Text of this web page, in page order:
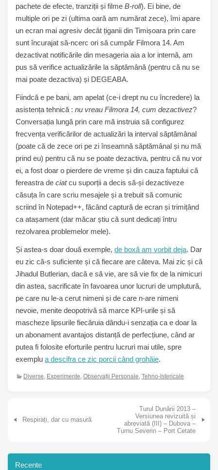
pachete de efecte, tranziții și filme B-roll). Ei bine, de
multiple ori pe zi (ultima oară am numărat zece), îmi apare
un ecran mai agresiv decât țiganii din Timișoara prin care
sunt încurajat să-ncerc ori să cumpăr Filmora 14. Am
dezactivat notificările din mesageria aia a lor internă, am
pus să verifice actualizările la săptămână (pentru că nu se
mai poate dezactiva) și DEGEABA.
Fiindcă e pe bani, am apelat (ce-i drept nu cu încredere) la
asistența tehnică : nu vreau Filmora 14, cum dezactivez?
Conversația lungă prin care mă instruia să configurez
frecvența verificărilor de actualizări la interval săptămânal
(poate că de zece ori pe zi înseamnă săptămânal și nu mă
prind eu) pentru că nu se poate dezactiva, pentru că nu vor
ei, a fost doar o pierdere de vreme și din cauza faptului că
fereastra de ciatcu suporții a decis să-și dezactiveze
căsuța în care scriu mesajele și a trebuit să comunic
scriind în Notepad++, făcând captură de ecran și trimițând
ca atașament (dar măcar știu că sunt dedicați întru
rezolvarea problemelor mele).
Și astea-s doar două exemple, de boxă am vorbit deja. Dar
eu zic că-s suficiente și că fiecare are câteva. Mai zic și că
Jihadul Butlerian, dacă e să vie, are să vie fix de la nimicuri
din astea, sacrificate în favoarea unor lucruri de umplutură,
pe care nu le-a cerut nimeni și de care n-are nimeni
nevoie, menite deopotrivă să marce KPI-urile și să
mascheze lipsurile fiecăruia dându-i senzația ca e doar la
un abonament avantajos distanță de perfecțiune, când ar
putea fi folosite eforturile pentru lucruri mai utile, spre
exemplu a descifra ce zic porcii când grohăie.
Diverse Experimente Observații Personale Tehno-Istericale
Respirați, dar cu masură
Turul Dunării 2013 –
Versiunea revizuită și
abreviată (III) – Dubova –
Turnu Severin – Port Cetate
Recente